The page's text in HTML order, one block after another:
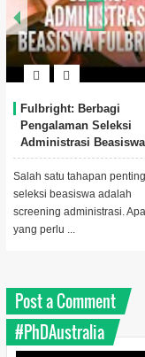
Fulbright: Berbagi
Pengalaman Seleksi
Administrasi Beasiswa
Fulbright
Salah satu tahapan
seleksi beasiswa adalah
screening administrasi.
yang perlu ...
Post a Comment
#PhDAustralia